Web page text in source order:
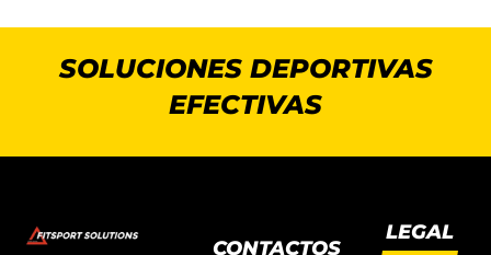
SOLUCIONES DEPORTIVAS
EFECTIVAS
CONTACTOS
LEGAL